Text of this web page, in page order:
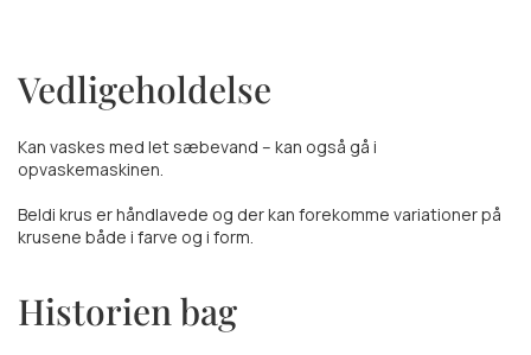
Vedligeholdelse
Kan vaskes med let sæbevand – kan også gå i
opvaskemaskinen.
Beldi krus er håndlavede og der kan forekomme variationer på
krusene både i farve og i form.
Historien bag